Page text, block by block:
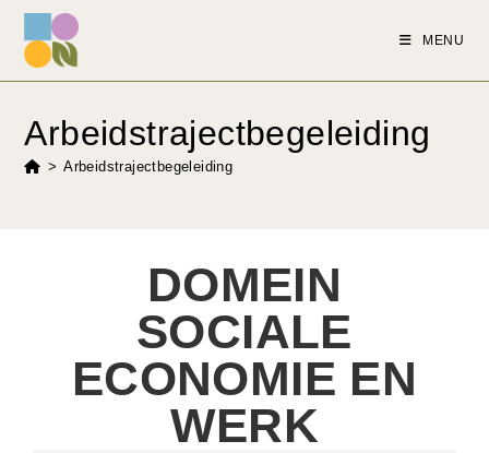
MENU
Arbeidstrajectbegeleiding
> Arbeidstrajectbegeleiding
DOMEIN
SOCIALE
ECONOMIE EN
WERK